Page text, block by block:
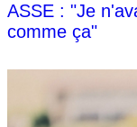
ASSE : "Je
comme ça"